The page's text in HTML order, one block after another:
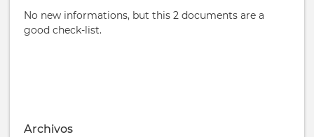
No new informations, but this 2 documents are a
good check-list.
Archivos